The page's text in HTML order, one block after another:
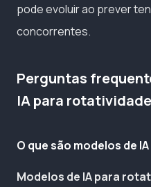
pode evoluir ao prever
concorrentes.
Perguntas
IA para rotatividade
O que são modelos de
Modelos de IA para